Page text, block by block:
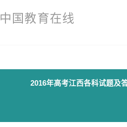
中国教育在线
2016年高考江西各科试题及